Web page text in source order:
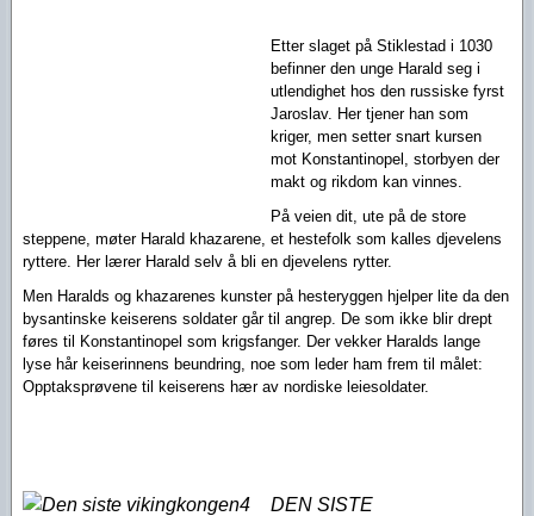
Etter slaget på Stiklestad i 1030
befinner den unge Harald seg i
utlendighet hos den russiske fyrst
Jaroslav. Her tjener han som
kriger, men setter snart kursen
mot Konstantinopel, storbyen der
makt og rikdom kan vinnes.
På veien dit, ute på de store
steppene, møter Harald khazarene, et hestefolk som kalles djevelens
ryttere. Her lærer Harald selv å bli en djevelens rytter.
Men Haralds og khazarenes kunster på hesteryggen hjelper lite da den
bysantinske keiserens soldater går til angrep. De som ikke blir drept
føres til Konstantinopel som krigsfanger. Der vekker Haralds lange
lyse hår keiserinnens beundring, noe som leder ham frem til målet:
Opptaksprøvene til keiserens hær av nordiske leiesoldater.
DEN SISTE